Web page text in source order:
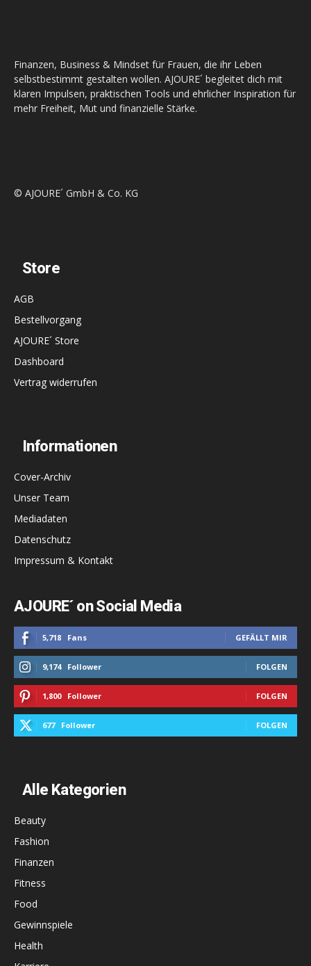
Finanzen, Business & Mindset für Frauen, die ihr Leben
selbstbestimmt gestalten wollen. AJOURE´ begleitet dich mit
klaren Impulsen, praktischen Tools und ehrlicher Inspiration für
mehr Freiheit, Mut und finanzielle Stärke.
© AJOURE´ GmbH & Co. KG
Store
AGB
Bestellvorgang
AJOURE´ Store
Dashboard
Vertrag widerrufen
Informationen
Cover-Archiv
Unser Team
Mediadaten
Datenschutz
Impressum & Kontakt
AJOURE´ on Social Media
5,718 Fans GEFÄLLT MIR
9,174 Follower FOLGEN
1,800 Follower FOLGEN
677 Follower FOLGEN
Alle Kategorien
Beauty
Fashion
Finanzen
Fitness
Food
Gewinnspiele
Health